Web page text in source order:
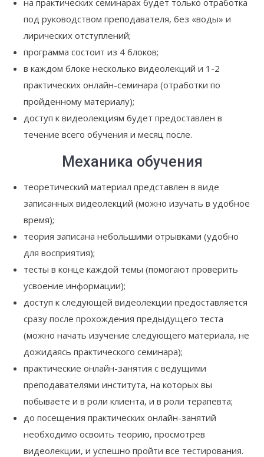
на практических семинарах будет только отработка
под руководством преподавателя, без «воды» и
лирических отступлений;
программа состоит из 4 блоков;
в каждом блоке несколько видеолекций и 1-2
практических онлайн-семинара (отработки по
пройденному материалу);
доступ к видеолекциям будет предоставлен в
течение всего обучения и месяц после.
Механика обучения
теоретический материал представлен в виде
записанных видеолекций (можно изучать в удобное
время);
теория записана небольшими отрывками (удобно
для восприятия);
тесты в конце каждой темы (помогают проверить
усвоение информации);
доступ к следующей видеолекции предоставляется
сразу после прохождения предыдущего теста
(можно начать изучение следующего материала, не
дожидаясь практического семинара);
практические онлайн-занятия c ведущими
преподавателями института, на которых вы
побываете и в роли клиента, и в роли терапевта;
до посещения практических онлайн-занятий
необходимо освоить теорию, просмотрев
видеолекции, и успешно пройти все тестирования.